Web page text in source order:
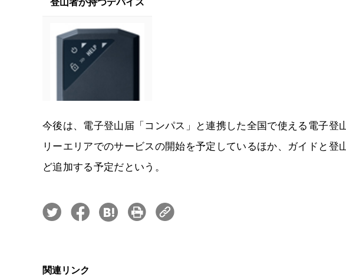
今後は、電子登山届「コンパス」と連携した全国で使える電子登
リーエリアでのサービスの開始を予定しているほか、ガイドと登
ど追加する予定だという。
関連リンク